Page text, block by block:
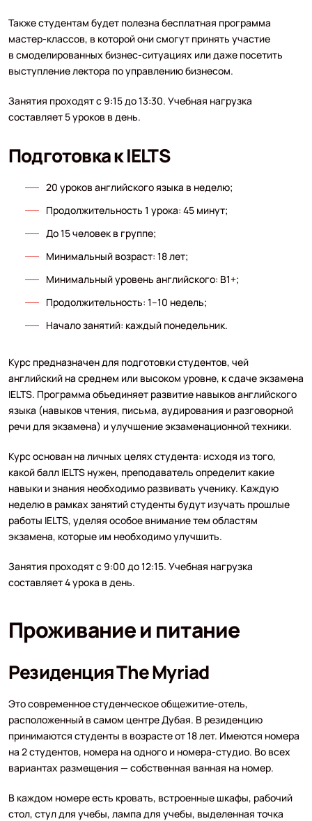
Также студентам будет полезна бесплатная программа
мастер-классов, в которой они смогут принять участие
в смоделированных бизнес-ситуациях или даже посетить
выступление лектора по управлению бизнесом.
Занятия проходят с 9:15 до 13:30. Учебная нагрузка
составляет 5 уроков в день.
Подготовка к IELTS
20 уроков английского языка в неделю;
Продолжительность 1 урока: 45 минут;
До 15 человек в группе;
Минимальный возраст: 18 лет;
Минимальный уровень английского: B1+;
Продолжительность: 1–10 недель;
Начало занятий: каждый понедельник.
Курс предназначен для подготовки студентов, чей
английский на среднем или высоком уровне, к сдаче экзамена
IELTS. Программа объединяет развитие навыков английского
языка (навыков чтения, письма, аудирования и разговорной
речи для экзамена) и улучшение экзаменационной техники.
Курс основан на личных целях студента: исходя из того,
какой балл IELTS нужен, преподаватель определит какие
навыки и знания необходимо развивать ученику. Каждую
неделю в рамках занятий студенты будут изучать прошлые
работы IELTS, уделяя особое внимание тем областям
экзамена, которые им необходимо улучшить.
Занятия проходят с 9:00 до 12:15. Учебная нагрузка
составляет 4 урока в день.
Проживание и питание
Резиденция The Myriad
Это современное студенческое общежитие-отель,
расположенный в самом центре Дубая. В резиденцию
принимаются студенты в возрасте от 18 лет. Имеются номера
на 2 студентов, номера на одного и номера-студио. Во всех
вариантах размещения — собственная ванная на номер.
В каждом номере есть кровать, встроенные шкафы, рабочий
стол, стул для учебы, лампа для учебы, выделенная точка